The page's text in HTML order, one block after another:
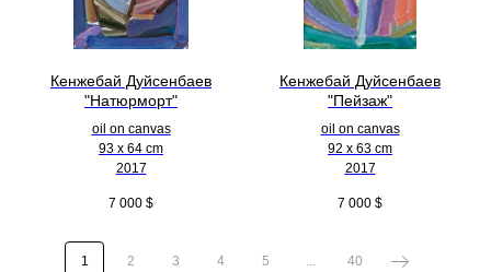
Кенжебай Дуйсенбаев
"Натюрморт"
oil on canvas
93 x 64 cm
2017
7 000 $
Кенжебай Дуйсенбаев
"Пейзаж"
oil on canvas
92 x 63 cm
2017
7 000 $
1 2 3 4 5 ... 40